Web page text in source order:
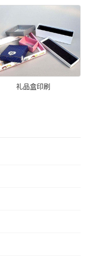
礼品盒印刷